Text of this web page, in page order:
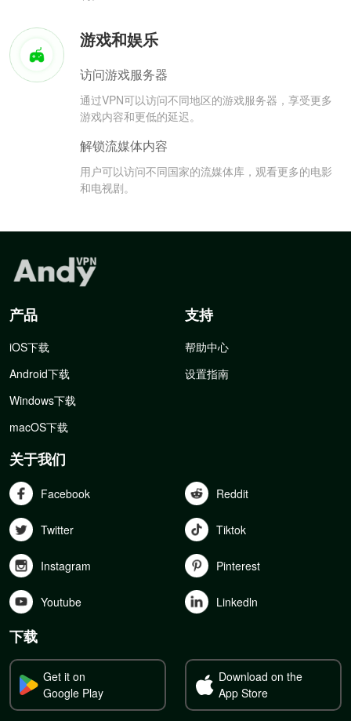
游戏和娱乐
访问游戏服务器
通过VPN可以访问不同地区的游戏服务器，享受更多
游戏内容和更低的延迟。
解锁流媒体内容
用户可以访问不同国家的流媒体库，观看更多的电影
和电视剧。
产品
iOS下载
Android下载
Windows下载
macOS下载
支持
帮助中心
设置指南
关于我们
Facebook Reddit
Twitter Tiktok
Instagram Pinterest
Youtube Linkedln
下载
Get it on
Google Play
Download on the
App Store